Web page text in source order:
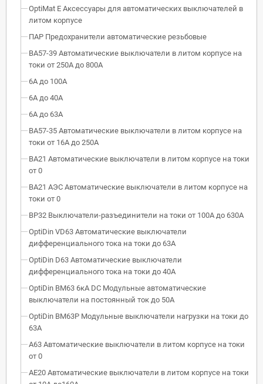
OptiMat E Аксессуары для автоматических выключателей в
литом корпусе
ПАР Предохранители автоматические резьбовые
ВА57-39 Автоматические выключатели в литом корпусе на
токи от 250А до 800А
6А до 100А
6А до 40А
6А до 63А
ВА57-35 Автоматические выключатели в литом корпусе на
токи от 16А до 250А
ВА21 Автоматические выключатели в литом корпусе на токи
от 0
ВА21 АЭС Автоматические выключатели в литом корпусе на
токи от 0
ВР32 Выключатели-разъединители на токи от 100А до 630А
OptiDin VD63 Автоматические выключатели
дифференциального тока на токи до 63А
OptiDin D63 Автоматические выключатели
дифференциального тока на токи до 40А
OptiDin BM63 6кА DC Модульные автоматические
выключатели на постоянный ток до 50А
OptiDin BM63P Модульные выключатели нагрузки на токи до
63А
А63 Автоматические выключатели в литом корпусе на токи
от 0
АЕ20 Автоматические выключатели в литом корпусе на токи